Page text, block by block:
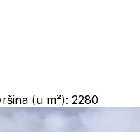
(u m²): 2280